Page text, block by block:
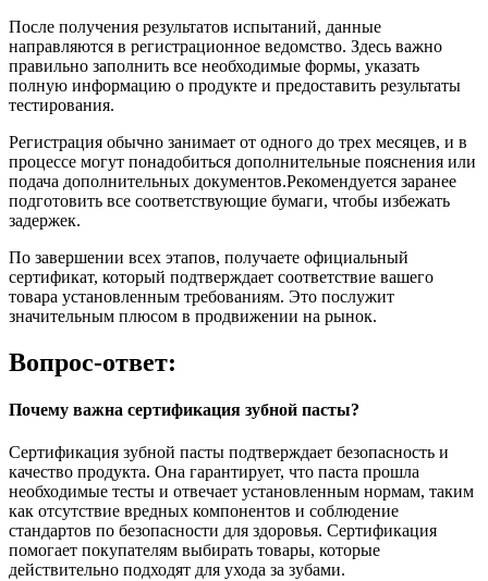
После получения результатов испытаний, данные
направляются в регистрационное ведомство. Здесь важно
правильно заполнить все необходимые формы, указать
полную информацию о продукте и предоставить результаты
тестирования.
Регистрация обычно занимает от одного до трех месяцев, и в
процессе могут понадобиться дополнительные пояснения или
подача дополнительных документов.Рекомендуется заранее
подготовить все соответствующие бумаги, чтобы избежать
задержек.
По завершении всех этапов, получаете официальный
сертификат, который подтверждает соответствие вашего
товара установленным требованиям. Это послужит
значительным плюсом в продвижении на рынок.
Вопрос-ответ:
Почему важна сертификация зубной пасты?
Сертификация зубной пасты подтверждает безопасность и
качество продукта. Она гарантирует, что паста прошла
необходимые тесты и отвечает установленным нормам, таким
как отсутствие вредных компонентов и соблюдение
стандартов по безопасности для здоровья. Сертификация
помогает покупателям выбирать товары, которые
действительно подходят для ухода за зубами.